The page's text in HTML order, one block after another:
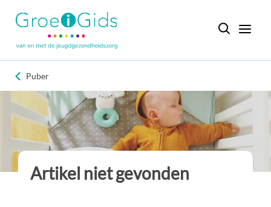
Puber
Artikel niet gevonden